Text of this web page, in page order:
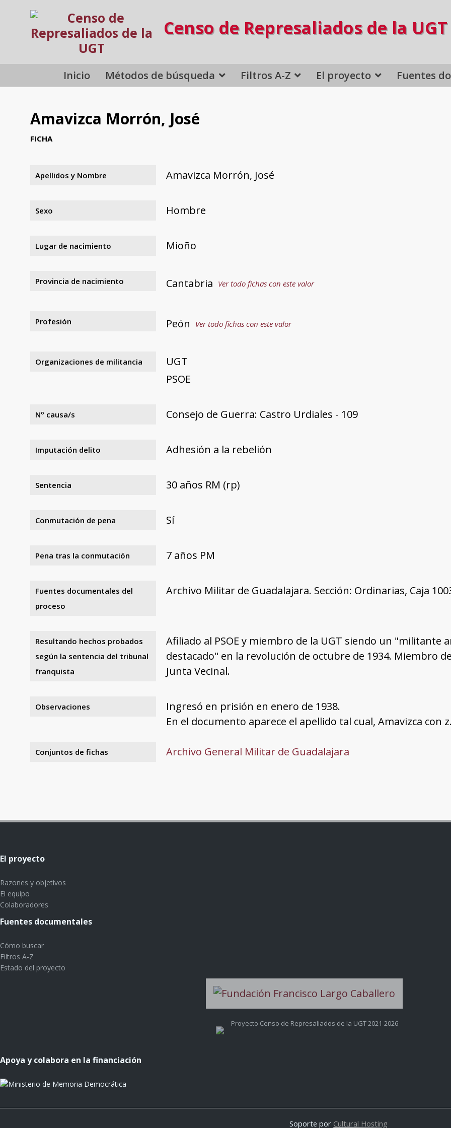
Censo de Represaliados de la UGT
Inicio Métodos de búsqueda Filtros A-Z El proyecto Fuentes
Amavizca Morrón, José
FICHA
Apellidos y Nombre Amavizca Morrón, José
Sexo Hombre
Lugar de nacimiento Mioño
Provincia de nacimiento Cantabria Ver todo fichas con este valor
Profesión Peón Ver todo fichas con este valor
Organizaciones de militancia
UGT
PSOE
Nº causa/s Consejo de Guerra: Castro Urdiales - 109
Imputación delito Adhesión a la rebelión
Sentencia 30 años RM (rp)
Conmutación de pena Sí
Pena tras la conmutación 7 años PM
Fuentes documentales del
proceso
Archivo Militar de Guadalajara. Sección: Ordinarias, Caja
Resultando hechos probados
según la sentencia del tribunal
franquista
Afiliado al PSOE y miembro de la UGT siendo un
destacado" en la revolución de octubre de 1934. Miembro
Junta Vecinal.
Observaciones
Ingresó en prisión en enero de 1938.
En el documento aparece el apellido tal cual, Amavizca con
Conjuntos de fichas Archivo General Militar de Guadalajara
El proyecto
Razones y objetivos
El equipo
Colaboradores
Fuentes documentales
Cómo buscar
Filtros A-Z
Estado del proyecto
Proyecto Censo de Represaliados de la UGT 2021-2026
Apoya y colabora en la financiación
Soporte por Cultural Hosting